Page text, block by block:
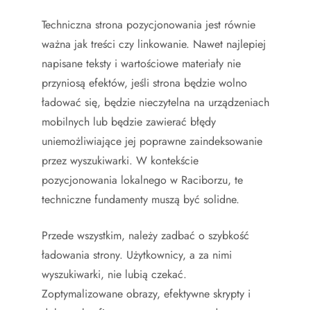
Techniczna strona pozycjonowania jest równie
ważna jak treści czy linkowanie. Nawet najlepiej
napisane teksty i wartościowe materiały nie
przyniosą efektów, jeśli strona będzie wolno
ładować się, będzie nieczytelna na urządzeniach
mobilnych lub będzie zawierać błędy
uniemożliwiające jej poprawne zaindeksowanie
przez wyszukiwarki. W kontekście
pozycjonowania lokalnego w Raciborzu, te
techniczne fundamenty muszą być solidne.
Przede wszystkim, należy zadbać o szybkość
ładowania strony. Użytkownicy, a za nimi
wyszukiwarki, nie lubią czekać.
Zoptymalizowane obrazy, efektywne skrypty i